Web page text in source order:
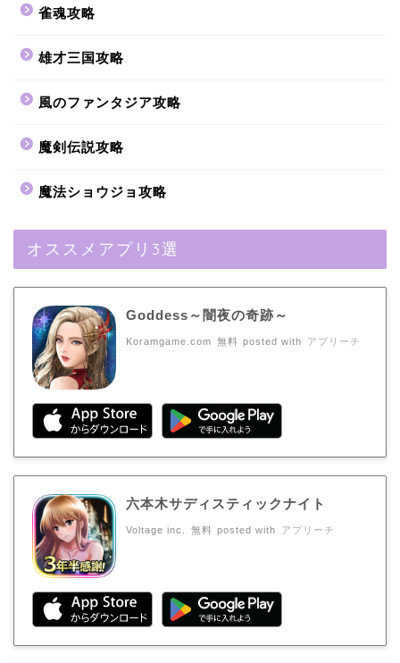
雀魂攻略
雄才三国攻略
風のファンタジア攻略
魔剣伝説攻略
魔法ショウジョ攻略
オススメアプリ3選
Goddess～闇夜の奇跡～
Koramgame.com 無料 posted with アプリーチ
六本木サディスティックナイト
Voltage inc. 無料 posted with アプリーチ